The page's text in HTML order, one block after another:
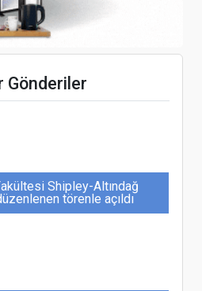
Gönderiler
biri haline geldi”
Shipley-Altındağ
törenle açıldı